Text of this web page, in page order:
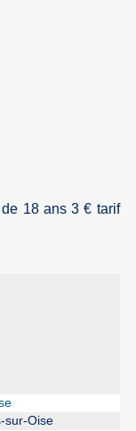
18 ans 3 € tarif
sur-Oise